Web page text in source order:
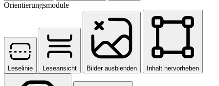
Orientierungsmodule
Leselinie Leseansicht Bilder ausblenden Inhalt hervorheben